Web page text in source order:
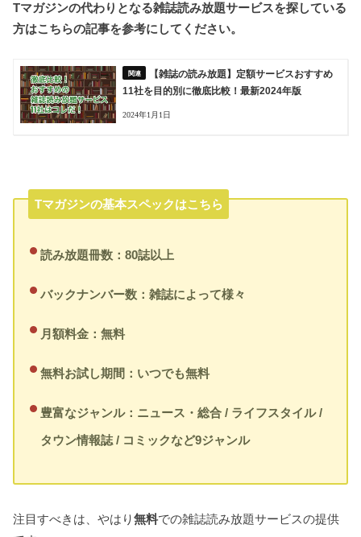
Tマガジンの代わりとなる雑誌読み放題サービスを探している
方はこちらの記事を参考にしてください。
【雑誌の読み放題】定額サービスおすすめ
11社を目的別に徹底比較！最新2024年版
2024年1月1日
Tマガジンの基本スペックはこちら
読み放題冊数：80誌以上
バックナンバー数：雑誌によって様々
月額料金：無料
無料お試し期間：いつでも無料
豊富なジャンル：ニュース・総合 / ライフスタイル /
タウン情報誌 / コミックなど9ジャンル
注目すべきは、やはり無料での雑誌読み放題サービスの提供